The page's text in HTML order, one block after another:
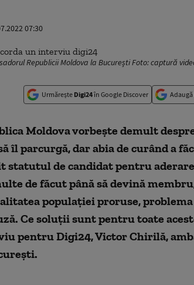
07:30
Republicii Moldova la București Foto: captură
Urmărește Digi24în Google Discover Adaugă
Moldova vorbește demult
îl parcurgă, dar abia de curând a
statutul de candidat pentru
de făcut până să devină
populației proruse,
Ce soluții sunt pentru toate
pentru Digi24, Victor Chirilă,